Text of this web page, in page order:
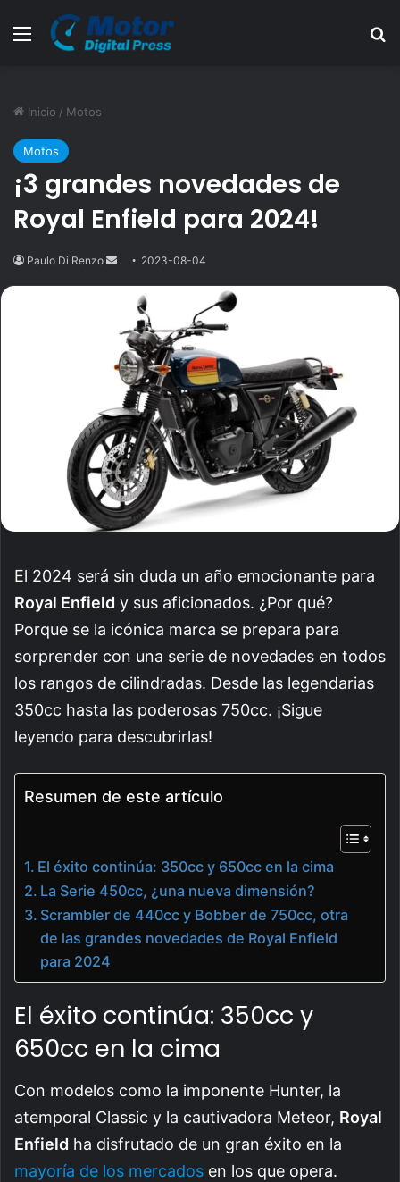
Menú
Inicio / Motos
Motos
¡3 grandes novedades de
Royal Enfield para 2024!
Paulo Di Renzo
Send
email
2023-08-04
El 2024 será sin duda un año emocionante para
Royal Enfield y sus aficionados. ¿Por qué?
Porque se la icónica marca se prepara para
sorprender con una serie de novedades en todos
los rangos de cilindradas. Desde las legendarias
350cc hasta las poderosas 750cc. ¡Sigue
leyendo para descubrirlas!
Resumen de este artículo
El éxito continúa: 350cc y 650cc en la cima
La Serie 450cc, ¿una nueva dimensión?
Scrambler de 440cc y Bobber de 750cc, otra
de las grandes novedades de Royal Enfield
para 2024
El éxito continúa: 350cc y
650cc en la cima
Con modelos como la imponente Hunter, la
atemporal Classic y la cautivadora Meteor, Royal
Enfield ha disfrutado de un gran éxito en la
mayoría de los mercados en los que opera.